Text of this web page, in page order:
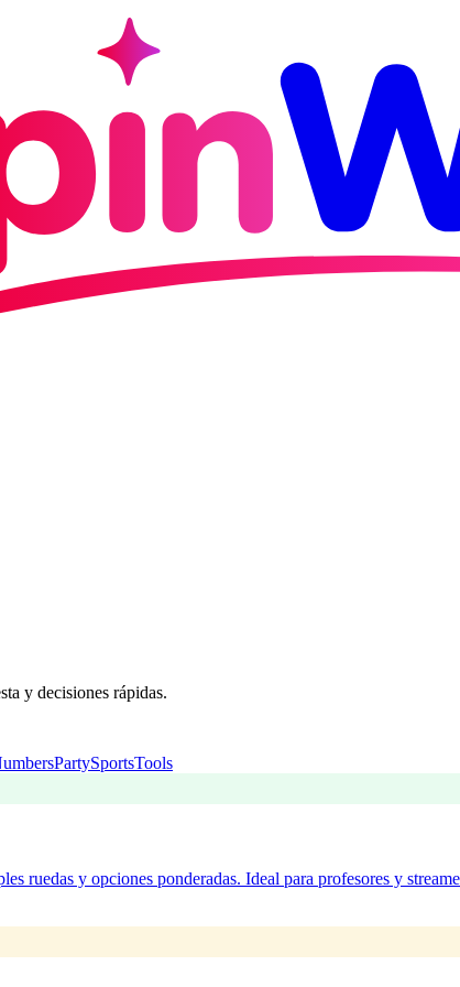
y decisiones rápidas.
PartySportsTools
ruedas y opciones ponderadas. Ideal para profesores y